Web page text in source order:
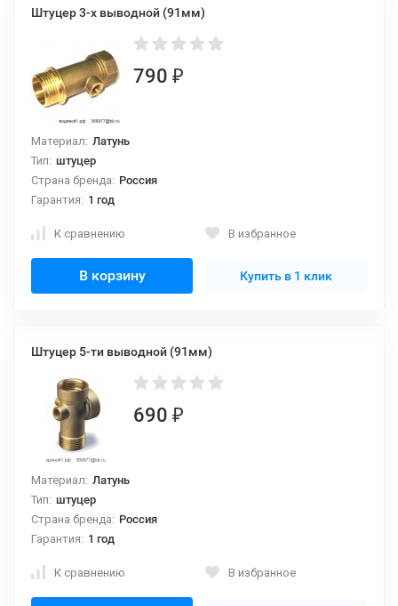
Штуцер 3-х выводной (91мм)
790 ₽
Материал: Латунь
Тип: штуцер
Страна бренда: Россия
Гарантия: 1 год
К сравнению В избранное
В корзину Купить в 1 клик
Штуцер 5-ти выводной (91мм)
690 ₽
Материал: Латунь
Тип: штуцер
Страна бренда: Россия
Гарантия: 1 год
К сравнению В избранное